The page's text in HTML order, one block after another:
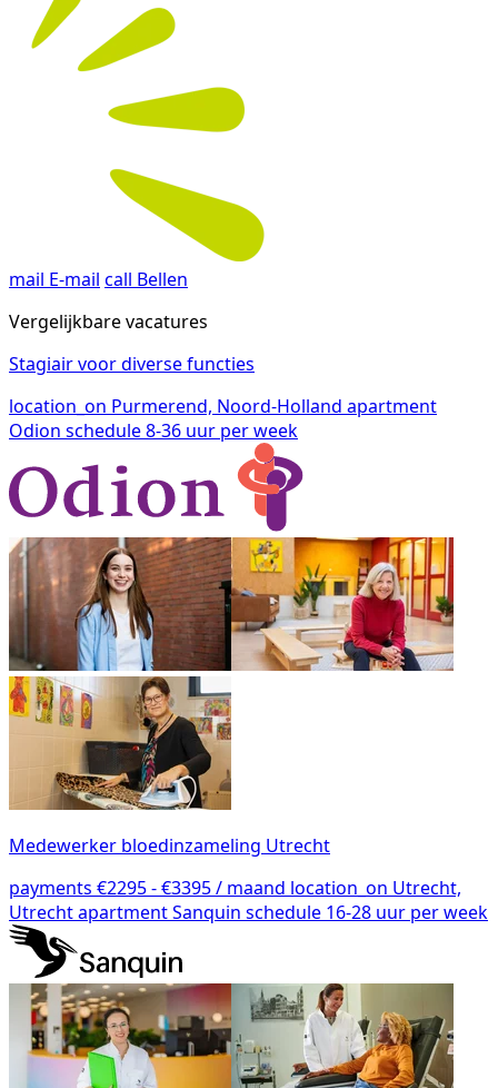
mail E-mail call Bellen
Vergelijkbare vacatures
Stagiair voor diverse functies
location_on Purmerend, Noord-Holland apartment
Odion schedule8-36 uur per week
Medewerker bloedinzameling Utrecht
payments €2295 - €3395 / maand location_on Utrecht,
UtrechtapartmentSanquin schedule 16-28 uur per week